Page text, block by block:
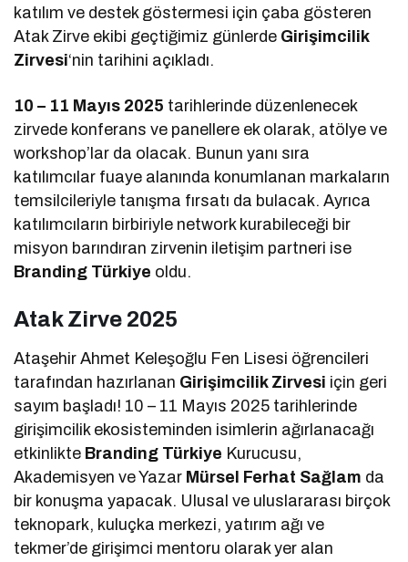
katılım ve destek göstermesi için çaba gösteren
Atak Zirve ekibi geçtiğimiz günlerde Girişimcilik
Zirvesi‘nin tarihini açıkladı.
10 – 11 Mayıs 2025 tarihlerinde düzenlenecek
zirvede konferans ve panellere ek olarak, atölye ve
workshop’lar da olacak. Bunun yanı sıra
katılımcılar fuaye alanında konumlanan markaların
temsilcileriyle tanışma fırsatı da bulacak. Ayrıca
katılımcıların birbiriyle network kurabileceği bir
misyon barındıran zirvenin iletişim partneri ise
Branding Türkiye oldu.
Atak Zirve 2025
Ataşehir Ahmet Keleşoğlu Fen Lisesi öğrencileri
tarafından hazırlanan Girişimcilik Zirvesi için geri
sayım başladı! 10 – 11 Mayıs 2025 tarihlerinde
girişimcilik ekosisteminden isimlerin ağırlanacağı
etkinlikte Branding Türkiye Kurucusu,
Akademisyen ve Yazar Mürsel Ferhat Sağlam da
bir konuşma yapacak. Ulusal ve uluslararası birçok
teknopark, kuluçka merkezi, yatırım ağı ve
tekmer’de girişimci mentoru olarak yer alan